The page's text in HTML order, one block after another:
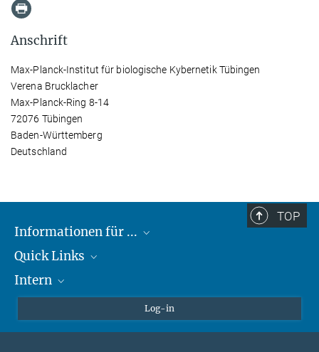
Anschrift
Max-Planck-Institut für biologische Kybernetik Tübingen
Verena Brucklacher
Max-Planck-Ring 8-14
72076 Tübingen
Baden-Württemberg
Deutschland
TOP
Informationen für ...
Lieferanten
Studierende
Quick Links
Max-Planck-Gesellschaft
Max-Planck-Campus Tübingen
Intern
Log-in